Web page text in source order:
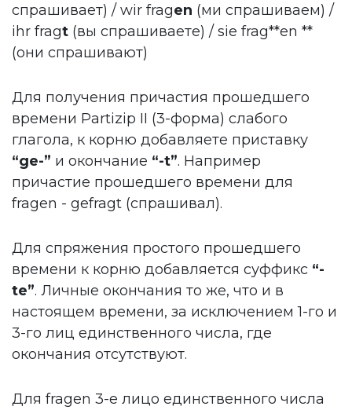
спрашивает) / wir fragen (ми спрашиваем) /
ihr fragt (вы спрашиваете) / sie frag**en **
(они спрашивают)
Для получения причастия прошедшего
времени Partizip II (3-форма) слабого
глагола, к корню добавляете приставку
“ge-” и окончание “-t”. Например
причастие прошедшего времени для
fragen - gefragt (спрашивал).
Для спряжения простого прошедшего
времени к корню добавляется суффикс “-
te”. Личные окончания то же, что и в
настоящем времени, за исключением 1-го и
3-го лиц единственного числа, где
окончания отсутствуют.
Для fragen 3-е лицо единственного числа